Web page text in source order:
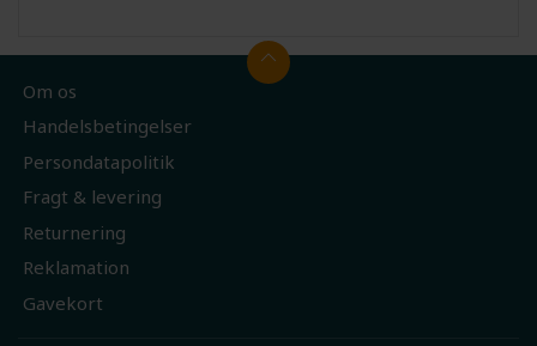
Om os
Handelsbetingelser
Persondatapolitik
Fragt & levering
Returnering
Reklamation
Gavekort